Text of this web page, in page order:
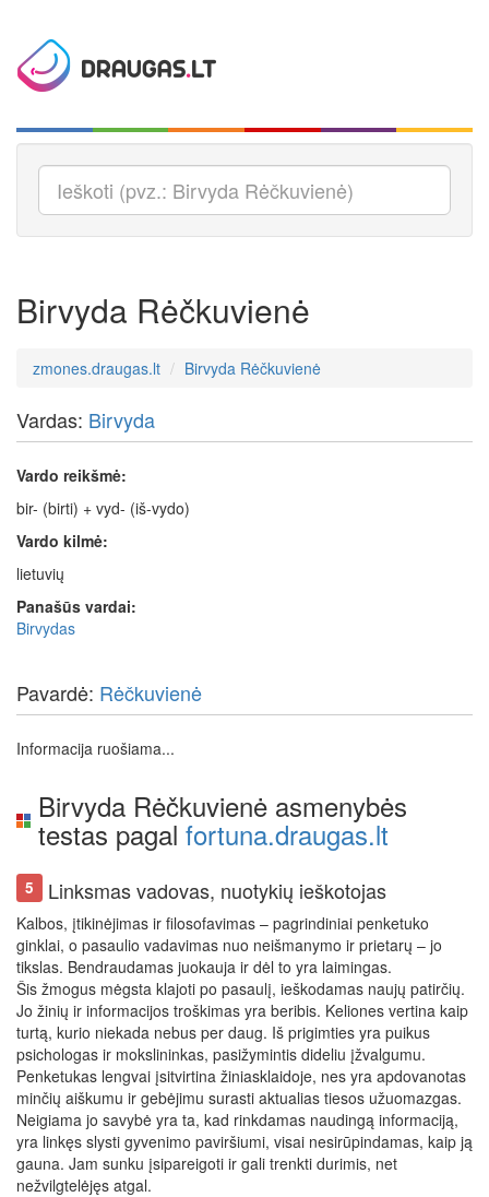
Birvyda Rėčkuvienė
zmones.draugas.lt Birvyda Rėčkuvienė
Vardas: Birvyda
Vardo reikšmė:
bir- (birti) + vyd- (iš-vydo)
Vardo kilmė:
lietuvių
Panašūs vardai:
Birvydas
Pavardė: Rėčkuvienė
Informacija ruošiama...
Birvyda Rėčkuvienė asmenybės
testas pagal fortuna.draugas.lt
5 Linksmas vadovas, nuotykių ieškotojas
Kalbos, įtikinėjimas ir filosofavimas – pagrindiniai penketuko
ginklai, o pasaulio vadavimas nuo neišmanymo ir prietarų – jo
tikslas. Bendraudamas juokauja ir dėl to yra laimingas.
Šis žmogus mėgsta klajoti po pasaulį, ieškodamas naujų patirčių.
Jo žinių ir informacijos troškimas yra beribis. Keliones vertina kaip
turtą, kurio niekada nebus per daug. Iš prigimties yra puikus
psichologas ir mokslininkas, pasižymintis dideliu įžvalgumu.
Penketukas lengvai įsitvirtina žiniasklaidoje, nes yra apdovanotas
minčių aiškumu ir gebėjimu surasti aktualias tiesos užuomazgas.
Neigiama jo savybė yra ta, kad rinkdamas naudingą informaciją,
yra linkęs slysti gyvenimo paviršiumi, visai nesirūpindamas, kaip ją
gauna. Jam sunku įsipareigoti ir gali trenkti durimis, net
nežvilgtelėjęs atgal.